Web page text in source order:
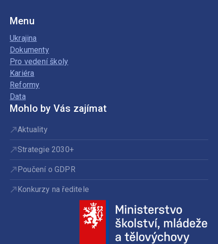
Menu
Ukrajina
Dokumenty
Pro vedení školy
Kariéra
Reformy
Data
Mohlo by Vás zajímat
Aktuality
Strategie 2030+
Poučení o GDPR
Konkurzy na ředitele